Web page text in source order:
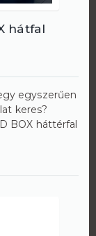
hátfal
egyszerűen
keres?
BOX háttérfal